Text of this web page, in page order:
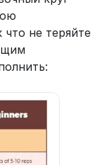
не теряйте